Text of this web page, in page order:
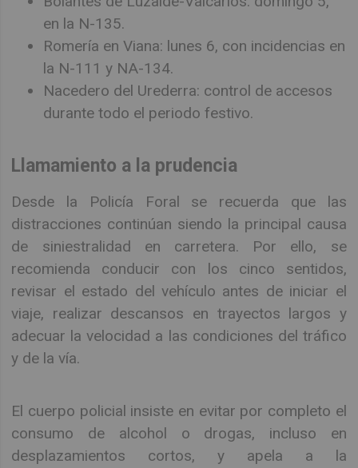
en la N-135.
Romería en Viana: lunes 6, con incidencias en
la N-111 y NA-134.
Nacedero del Urederra: control de accesos
durante todo el periodo festivo.
Llamamiento a la prudencia
Desde la Policía Foral se recuerda que las
distracciones continúan siendo la principal causa
de siniestralidad en carretera. Por ello, se
recomienda conducir con los cinco sentidos,
revisar el estado del vehículo antes de iniciar el
viaje, realizar descansos en trayectos largos y
adecuar la velocidad a las condiciones del tráfico
y de la vía.
El cuerpo policial insiste en evitar por completo el
consumo de alcohol o drogas, incluso en
desplazamientos cortos, y apela a la